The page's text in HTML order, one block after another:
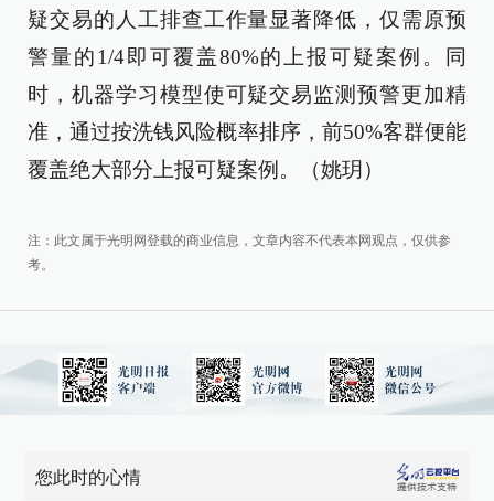
疑交易的人工排查工作量显著降低，仅需原预
警量的1/4即可覆盖80%的上报可疑案例。同
时，机器学习模型使可疑交易监测预警更加精
准，通过按洗钱风险概率排序，前50%客群便能
覆盖绝大部分上报可疑案例。（姚玥）
注：此文属于光明网登载的商业信息，文章内容不代表本网观点，仅供参
考。
您此时的心情